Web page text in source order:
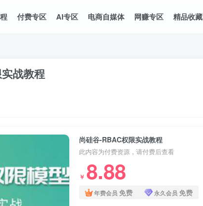
付费专区 AI专区 电商自媒体 网赚专区 精品收藏
战教程
尚硅谷-RBAC权限实战教程
此内容为付费资源，请付费后查看
￥ 8.88
年费会员 免费 永久会员 免费